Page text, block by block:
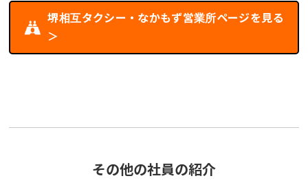
堺相互タクシー・なかもず営業所ページを見る
＞
その他の社員の紹介